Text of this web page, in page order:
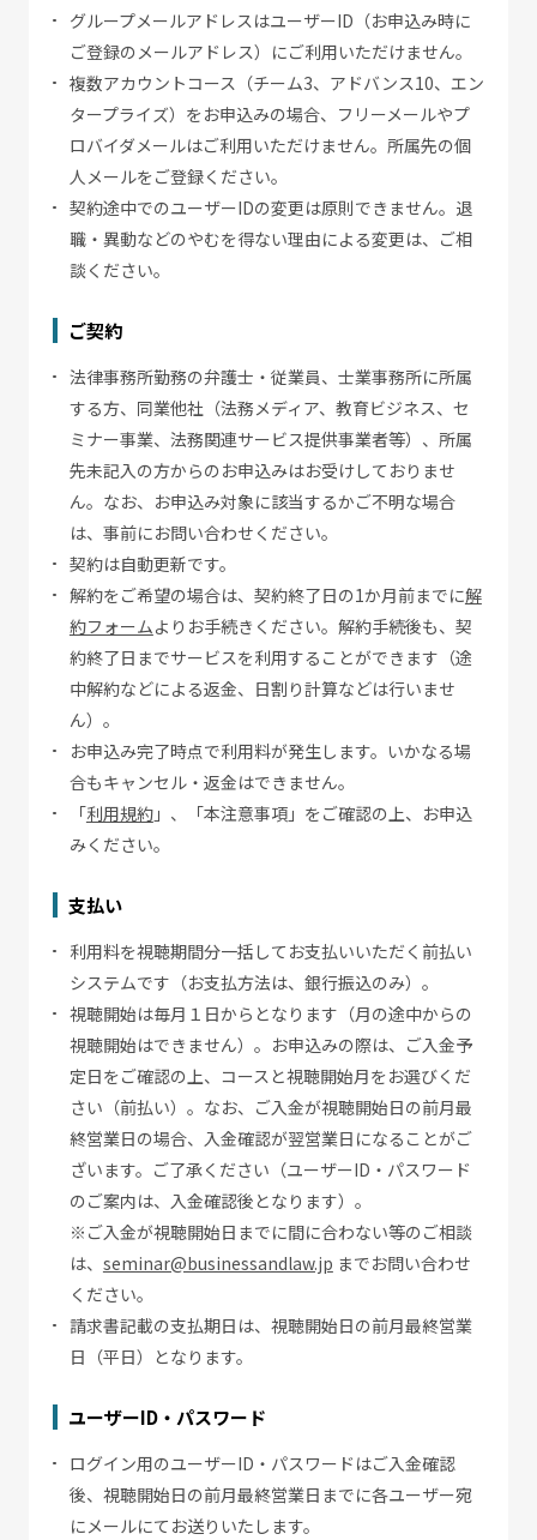
グループメールアドレスはユーザーID（お申込み時に
ご登録のメールアドレス）にご利用いただけません。
複数アカウントコース（チーム3、アドバンス10、エン
タープライズ）をお申込みの場合、フリーメールやプ
ロバイダメールはご利用いただけません。所属先の個
人メールをご登録ください。
契約途中でのユーザーIDの変更は原則できません。退
職・異動などのやむを得ない理由による変更は、ご相
談ください。
ご契約
法律事務所勤務の弁護士・従業員、士業事務所に所属
する方、同業他社（法務メディア、教育ビジネス、セ
ミナー事業、法務関連サービス提供事業者等）、所属
先未記入の方からのお申込みはお受けしておりませ
ん。なお、お申込み対象に該当するかご不明な場合
は、事前にお問い合わせください。
契約は自動更新です。
解約をご希望の場合は、契約終了日の1か月前までに解
約フォームよりお手続きください。解約手続後も、契
約終了日までサービスを利用することができます（途
中解約などによる返金、日割り計算などは行いませ
ん）。
お申込み完了時点で利用料が発生します。いかなる場
合もキャンセル・返金はできません。
「利用規約」、「本注意事項」をご確認の上、お申込
みください。
支払い
利用料を視聴期間分一括してお支払いいただく前払い
システムです（お支払方法は、銀行振込のみ）。
視聴開始は毎月１日からとなります（月の途中からの
視聴開始はできません）。お申込みの際は、ご入金予
定日をご確認の上、コースと視聴開始月をお選びくだ
さい（前払い）。なお、ご入金が視聴開始日の前月最
終営業日の場合、入金確認が翌営業日になることがご
ざいます。ご了承ください（ユーザーID・パスワード
のご案内は、入金確認後となります）。
※ご入金が視聴開始日までに間に合わない等のご相談
は、 seminar@businessandlaw.jp までお問い合わせ
ください。
請求書記載の支払期日は、視聴開始日の前月最終営業
日（平日）となります。
ユーザーID・パスワード
ログイン用のユーザーID・パスワードはご入金確認
後、視聴開始日の前月最終営業日までに各ユーザー宛
にメールにてお送りいたします。